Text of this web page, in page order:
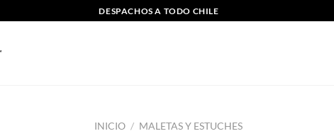
DESPACHOS A TODO CHILE
INICIO / MALETAS Y ESTUCHES